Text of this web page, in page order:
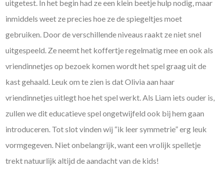
uitgetest. In het begin had ze een klein beetje hulp nodig, maar
inmiddels weet ze precies hoe ze de spiegeltjes moet
gebruiken. Door de verschillende niveaus raakt ze niet snel
uitgespeeld. Ze neemt het koffertje regelmatig mee en ook als
vriendinnetjes op bezoek komen wordt het spel graag uit de
kast gehaald. Leuk om te zien is dat Olivia aan haar
vriendinnetjes uitlegt hoe het spel werkt. Als Liam iets ouder is,
zullen we dit educatieve spel ongetwijfeld ook bij hem gaan
introduceren. Tot slot vinden wij “ik leer symmetrie” erg leuk
vormgegeven. Niet onbelangrijk, want een vrolijk spelletje
trekt natuurlijk altijd de aandacht van de kids!